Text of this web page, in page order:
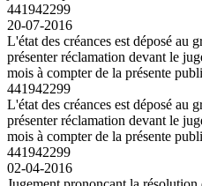
441942299
20-07-2016
L'état des créances est déposé au
présenter réclamation devant le
mois à compter de la présente
441942299
L'état des créances est déposé au
présenter réclamation devant le
mois à compter de la présente
441942299
02-04-2016